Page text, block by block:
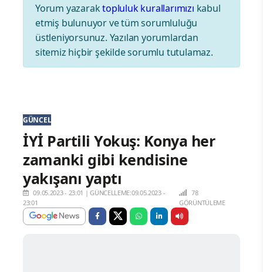
Yorum yazaraktopluluk kurallarımızı kabul
etmiş bulunuyor ve tüm sorumluluğu
üstleniyorsunuz. Yazılan yorumlardan
sitemiz hiçbir şekilde sorumlu tutulamaz.
GÜNCEL
İYİ Partili Yokuş: Konya her
zamanki gibi kendisine
yakışanı yaptı
09.05.2023 - 23:01 |GÜNCELLEME:09.05.2023 -
23:01
78
GÖRÜNTÜLEME